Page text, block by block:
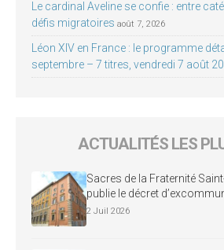
Le cardinal Aveline se confie : entre
défis migratoires août 7, 2026
Léon XIV en France : le programme
septembre – 7 titres, vendredi 7 août
ACTUALITÉS LES
Sacres de la Fraternité
publie le décret
2 Juil 2026